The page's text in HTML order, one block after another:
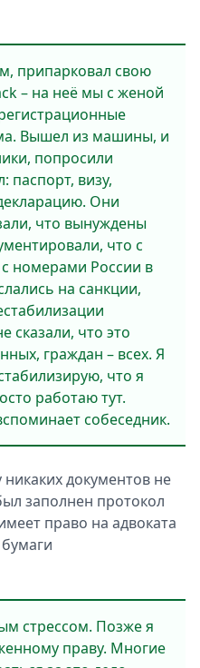
припарковал свою
– на неё мы с женой
Вышел из машины, и
попросили
паспорт, визу,
Они
что вынуждены
что с
с номерами России в
на санкции,
сказали, что это
граждан – всех. Я
что я
работаю тут.
собеседник.
документов не
заполнен протокол
право на адвоката
стрессом. Позже я
праву. Многие